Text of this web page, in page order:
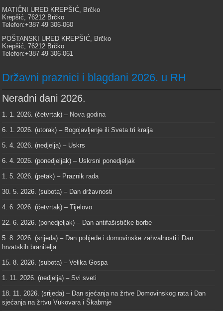
MATIČNI URED KREPŠIĆ, Brčko
Krepšić, 76212 Brčko
Telefon:+387 49 306-060
POŠTANSKI URED KREPŠIĆ, Brčko
Krepšić, 76212 Brčko
Telefon:+387 49 306-061
Državni praznici i blagdani 2026. u RH
Neradni dani 2026.
1. 1. 2026. (četvrtak) – Nova godina
6. 1. 2026. (utorak) – Bogojavljenje ili Sveta tri kralja
5. 4. 2026. (nedjelja) – Uskrs
6. 4. 2026. (ponedjeljak) – Uskrsni ponedjeljak
1. 5. 2026. (petak) – Praznik rada
30. 5. 2026. (subota) – Dan državnosti
4. 6. 2026. (četvrtak) – Tijelovo
22. 6. 2026. (ponedjeljak) – Dan antifašističke borbe
5. 8. 2026. (srijeda) – Dan pobjede i domovinske zahvalnosti i Dan
hrvatskih branitelja
15. 8. 2026. (subota) – Velika Gospa
1. 11. 2026. (nedjelja) – Svi sveti
18. 11. 2026. (srijeda) – Dan sjećanja na žrtve Domovinskog rata i Dan
sjećanja na žrtvu Vukovara i Škabrnje